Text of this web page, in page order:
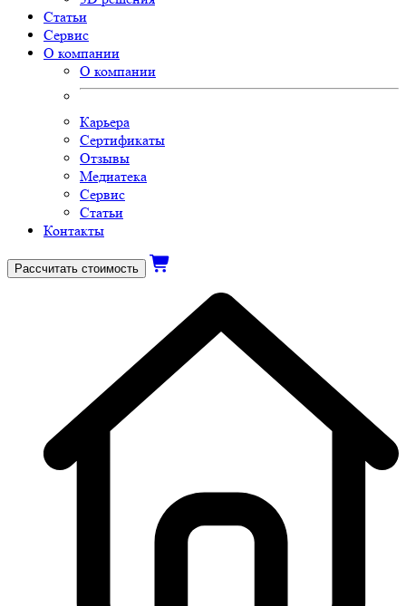
Статьи
Сервис
О компании
О компании
Карьера
Сертификаты
Отзывы
Медиатека
Сервис
Статьи
Контакты
Рассчитать стоимость